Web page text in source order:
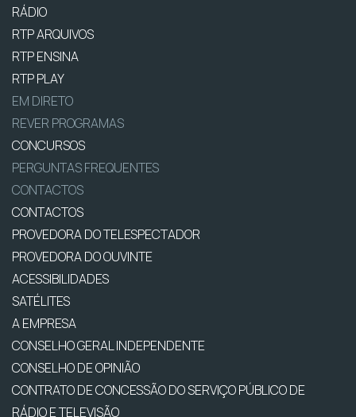
RÁDIO
RTP ARQUIVOS
RTP ENSINA
RTP PLAY
EM DIRETO
REVER PROGRAMAS
CONCURSOS
PERGUNTAS FREQUENTES
CONTACTOS
CONTACTOS
PROVEDORA DO TELESPECTADOR
PROVEDORA DO OUVINTE
ACESSIBILIDADES
SATÉLITES
A EMPRESA
CONSELHO GERAL INDEPENDENTE
CONSELHO DE OPINIÃO
CONTRATO DE CONCESSÃO DO SERVIÇO PÚBLICO DE
RÁDIO E TELEVISÃO